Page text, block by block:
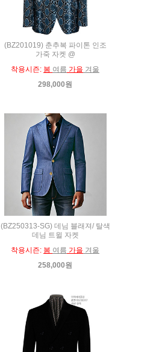
(BZ201019) 춘추복 파이톤 인조
가죽 자켓 @
착용시즌: 봄 여름 가을 겨울
298,000원
(BZ250313-SG) 데님 블래져/ 탈색
데님 트윌 자켓
착용시즌: 봄 여름 가을 겨울
258,000원